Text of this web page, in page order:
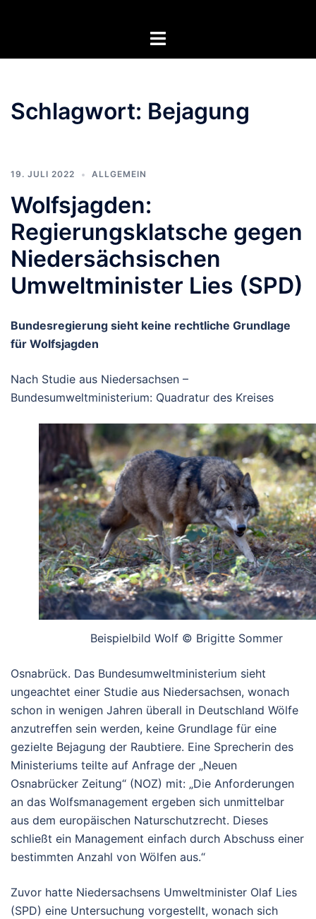
Menü
Schlagwort: Bejagung
19. JULI 2022 ALLGEMEIN
Wolfsjagden:
Regierungsklatsche gegen
Niedersächsischen
Umweltminister Lies (SPD)
Bundesregierung sieht keine rechtliche Grundlage
für Wolfsjagden
Nach Studie aus Niedersachsen –
Bundesumweltministerium: Quadratur des Kreises
Beispielbild Wolf © Brigitte Sommer
Osnabrück. Das Bundesumweltministerium sieht
ungeachtet einer Studie aus Niedersachsen, wonach
schon in wenigen Jahren überall in Deutschland Wölfe
anzutreffen sein werden, keine Grundlage für eine
gezielte Bejagung der Raubtiere. Eine Sprecherin des
Ministeriums teilte auf Anfrage der „Neuen
Osnabrücker Zeitung“ (NOZ) mit: „Die Anforderungen
an das Wolfsmanagement ergeben sich unmittelbar
aus dem europäischen Naturschutzrecht. Dieses
schließt ein Management einfach durch Abschuss einer
bestimmten Anzahl von Wölfen aus.“
Zuvor hatte Niedersachsens Umweltminister Olaf Lies
(SPD) eine Untersuchung vorgestellt, wonach sich